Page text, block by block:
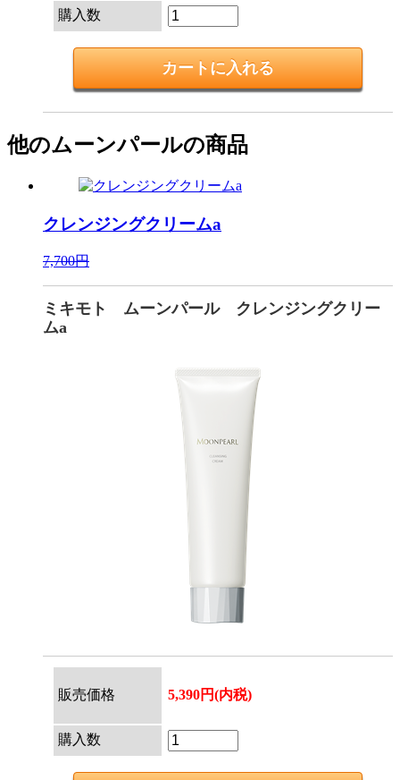
購入数
他のムーンパールの商品
クレンジングクリームa
7,700円
ミキモト ムーンパール クレンジングクリー
ムa
販売価格 5,390円(内税)
購入数